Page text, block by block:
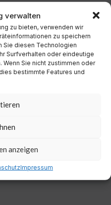
verwalten
zu bieten, verwenden wir
zu speichern
Sie diesen Technologien
Surfverhalten oder eindeutige
Sie nicht zustimmen oder
bestimmte Features und
anzeigen
Impressum